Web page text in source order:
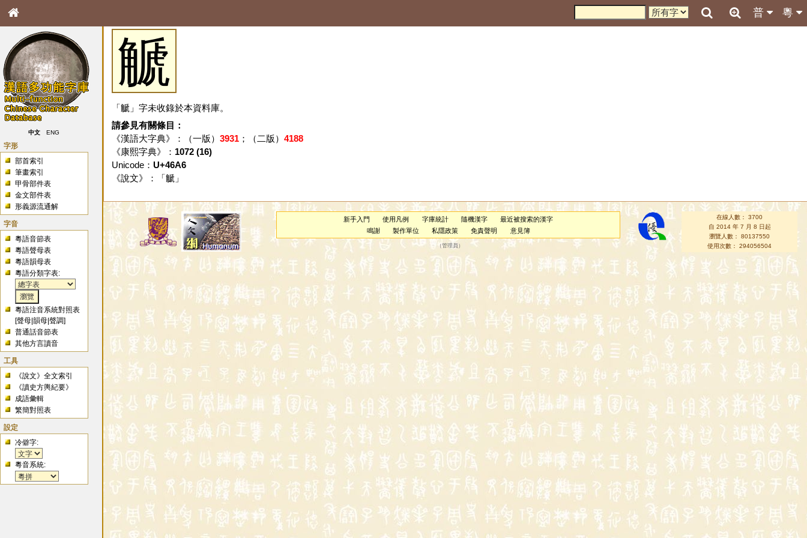
粵
普
中文 ENG
字形
部首索引
筆畫索引
甲骨部件表
金文部件表
形義源流通解
字音
粵語音節表
粵語聲母表
粵語韻母表
粵語分類字表:
粵語注音系統對照表
[聲母 |韻母 |聲調]
普通話音節表
其他方言讀音
工具
《說文》全文索引
《讀史方輿紀要》
成語彙輯
繁簡對照表
設定
冷僻字:
粵音系統:
䚦
「䚦」字未收錄於本資料庫。
請參見有關條目：
《漢語大字典》：（一版） 3931；（二版） 4188
《康熙字典》： 1072 (16)
Unicode： U+46A6
《說文》：「 䚦」
新手入門 使用凡例 字庫統計 隨機漢字
最近被搜索的漢字
鳴謝
製作單位 私隱政策 免責聲明 意見簿
（管理員 ）
在線人數： 3700
自 2014 年 7 月 8 日起
瀏覽人數： 80137550
使用次數： 294056504